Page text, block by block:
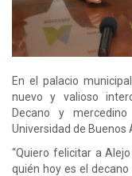
En el palacio
nuevo y valioso
Decano y
Universidad de Buenos
“Quiero felicitar a
quién hoy es el